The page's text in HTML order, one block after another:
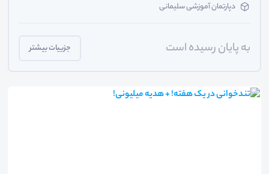
دپارتمان آموزشی سلیمانی
به پایان رسیده است جزییات بیشتر